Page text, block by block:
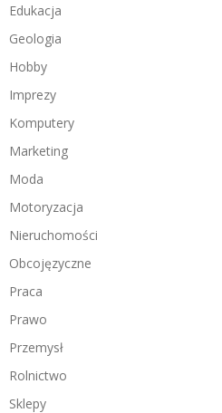
Edukacja
Geologia
Hobby
Imprezy
Komputery
Marketing
Moda
Motoryzacja
Nieruchomości
Obcojęzyczne
Praca
Prawo
Przemysł
Rolnictwo
Sklepy